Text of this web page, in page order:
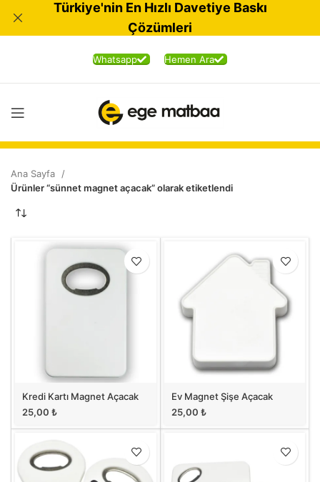
Whatsapp Hemen Ara
Ana Sayfa
Ürünler “sünnet magnet açacak” olarak etiketlendi
Kredi Kartı Magnet Açacak
25,00 ₺
Ev Magnet Şişe Açacak
25,00 ₺
Türkiye'nin En Hızlı Davetiye Baskı
Çözümleri